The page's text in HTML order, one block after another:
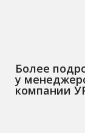
Более
у
компании